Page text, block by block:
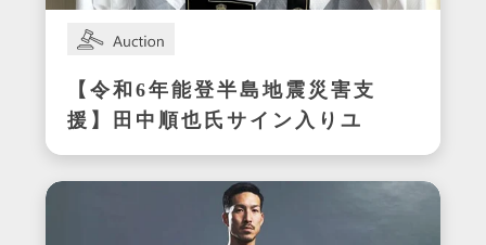
【令和6年能登半島地震災害支
援】田中順也氏サイン入りユ
ニフォーム